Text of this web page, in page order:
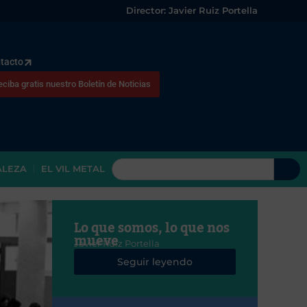
Director: Javier Ruiz Portella
gratis nuestro Boletín de Noticias
EL VIL METAL
Lo que somos, lo que nos
mueve
Javier Ruiz Portella
Seguir leyendo